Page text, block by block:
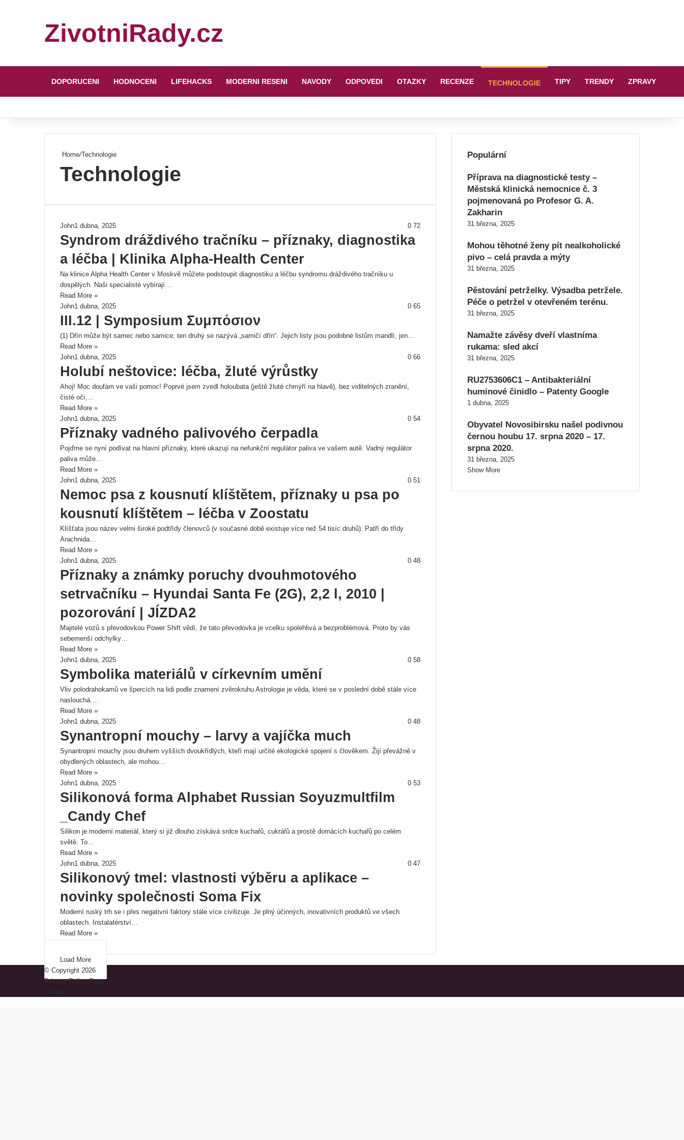
ZivotniRady.cz
DOPORUCENI HODNOCENI LIFEHACKS MODERNI RESENI NAVODY ODPOVEDI OTAZKY RECENZE TECHNOLOGIE TIPY TRENDY ZPRAVY
Home/Technologie
Technologie
John1 dubna, 2025 0 72
Syndrom dráždivého tračníku – příznaky, diagnostika
a léčba | Klinika Alpha-Health Center
Na klinice Alpha Health Center v Moskvě můžete podstoupit diagnostiku a léčbu syndromu dráždivého tračníku u
dospělých. Naši specialisté vybírají…
Read More »
John1 dubna, 2025 0 65
III.12 | Symposium Συμπόσιον
(1) Dřín může být samec nebo samice; ten druhý se nazývá „samičí dřín“. Jejich listy jsou podobné listům mandlí, jen…
Read More »
John1 dubna, 2025 0 66
Holubí neštovice: léčba, žluté výrůstky
Ahoj! Moc doufám ve vaši pomoc! Poprvé jsem zvedl holoubata (ještě žluté chmýří na hlavě), bez viditelných zranění,
čisté oči,…
Read More »
John1 dubna, 2025 0 54
Příznaky vadného palivového čerpadla
Pojďme se nyní podívat na hlavní příznaky, které ukazují na nefunkční regulátor paliva ve vašem autě. Vadný regulátor
paliva může…
Read More »
John1 dubna, 2025 0 51
Nemoc psa z kousnutí klíštětem, příznaky u psa po
kousnutí klíštětem – léčba v Zoostatu
Klíšťata jsou název velmi široké podtřídy členovců (v současné době existuje více než 54 tisíc druhů). Patří do třídy
Arachnida…
Read More »
John1 dubna, 2025 0 48
Příznaky a známky poruchy dvouhmotového
setrvačníku – Hyundai Santa Fe (2G), 2,2 l, 2010 |
pozorování | JÍZDA2
Majitelé vozů s převodovkou Power Shift vědí, že tato převodovka je vcelku spolehlivá a bezproblémová. Proto by vás
sebemenší odchylky…
Read More »
John1 dubna, 2025 0 58
Symbolika materiálů v církevním umění
Vliv polodrahokamů ve špercích na lidi podle znamení zvěrokruhu Astrologie je věda, které se v poslední době stále více
naslouchá.…
Read More »
John1 dubna, 2025 0 48
Synantropní mouchy – larvy a vajíčka much
Synantropní mouchy jsou druhem vyšších dvoukřídlých, kteří mají určité ekologické spojení s člověkem. Žijí převážně v
obydlených oblastech, ale mohou…
Read More »
John1 dubna, 2025 0 53
Silikonová forma Alphabet Russian Soyuzmultfilm
_Candy Chef
Silikon je moderní materiál, který si již dlouho získává srdce kuchařů, cukrářů a prostě domácích kuchařů po celém
světě. To…
Read More »
John1 dubna, 2025 0 47
Silikonový tmel: vlastnosti výběru a aplikace –
novinky společnosti Soma Fix
Moderní ruský trh se i přes negativní faktory stále více civilizuje. Je plný účinných, inovativních produktů ve všech
oblastech. Instalatérství…
Read More »
Load More
Populární
Příprava na diagnostické testy –
Městská klinická nemocnice č. 3
pojmenovaná po Profesor G. A.
Zakharin
31 března, 2025
Mohou těhotné ženy pít nealkoholické
pivo – celá pravda a mýty
31 března, 2025
Pěstování petrželky. Výsadba petržele.
Péče o petržel v otevřeném terénu.
31 března, 2025
Namažte závěsy dveří vlastníma
rukama: sled akcí
31 března, 2025
RU2753606C1 – Antibakteriální
huminové činidlo – Patenty Google
1 dubna, 2025
Obyvatel Novosibirsku našel podivnou
černou houbu 17. srpna 2020 – 17.
srpna 2020.
31 března, 2025
Show More
© Copyright 2026
Privacy Policy Page